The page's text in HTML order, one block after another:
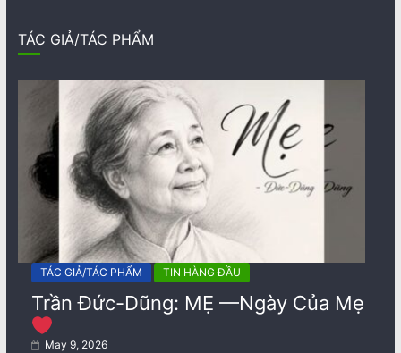
TÁC GIẢ/TÁC PHẨM
TÁC GIẢ/TÁC PHẨM TIN HÀNG ĐẦU
Trần Đức-Dũng: MẸ —Ngày Của Mẹ
May 9, 2026